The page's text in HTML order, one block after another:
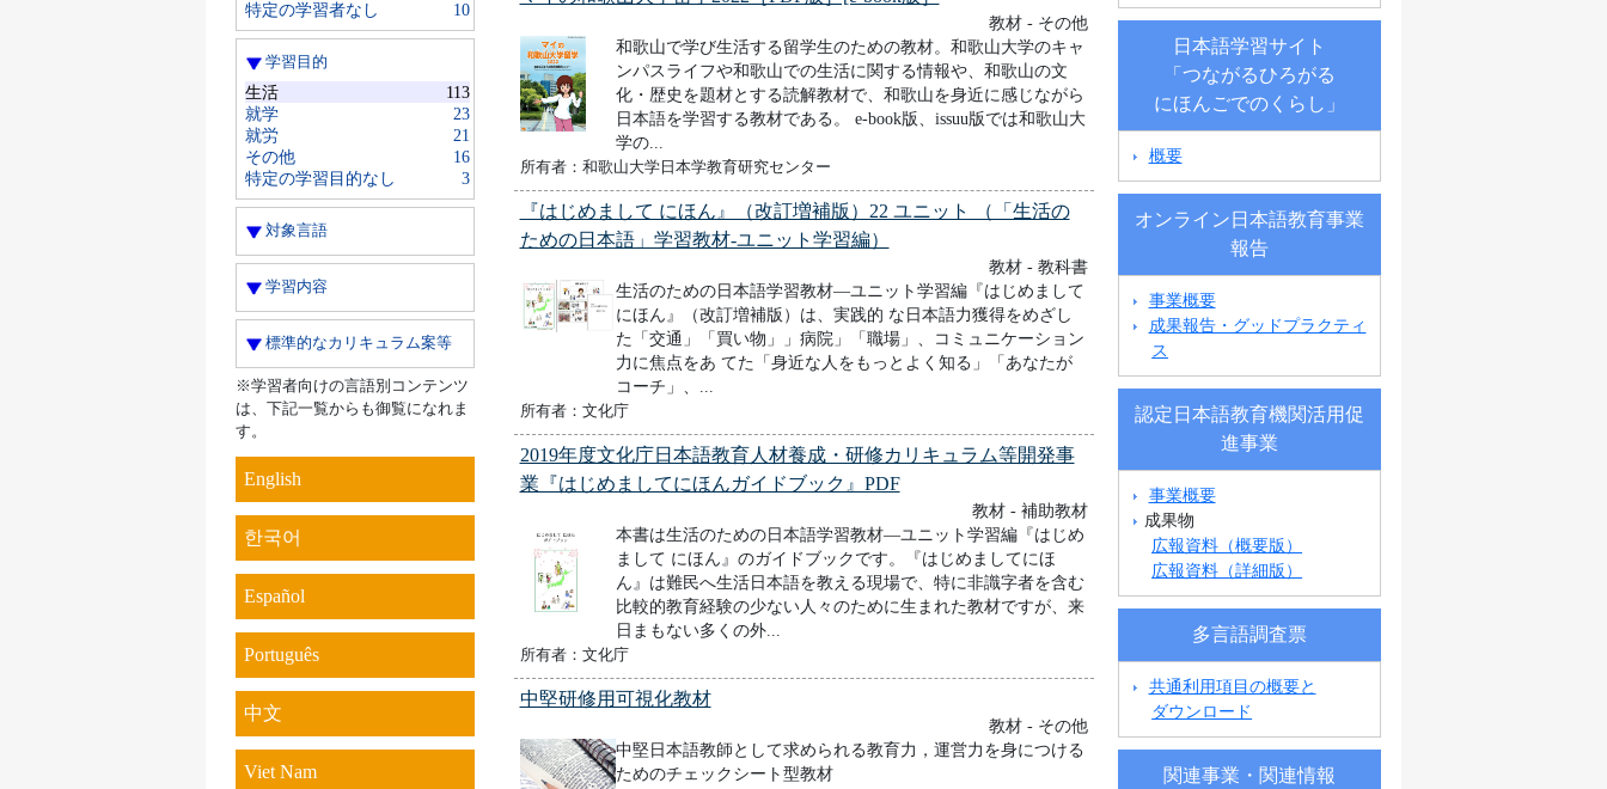
特定の学習者なし
10
学習目的
生活
113
就学
23
就労
21
その他
16
特定の学習目的なし
3
対象言語
学習内容
標準的なカリキュラム案等
※学習者向けの言語別コンテンツ
は、下記一覧からも御覧になれま
す。
English
한국어
Español
Português
中文
Viet Nam
教材 - その他
和歌山で学び生活する留学生のための教材。和歌山大学のキャ
ンパスライフや和歌山での生活に関する情報や、和歌山の文
化・歴史を題材とする読解教材で、和歌山を身近に感じながら
日本語を学習する教材である。 e-book版、issuu版では和歌山大
学の...
所有者：和歌山大学日本学教育研究センター
『はじめまして にほん』（改訂増補版）22 ユニット （「生活の
ための日本語」学習教材-ユニット学習編）
教材 - 教科書
生活のための日本語学習教材―ユニット学習編『はじめまして
にほん』（改訂増補版）は、実践的 な日本語力獲得をめざし
た「交通」「買い物」」病院」「職場」、コミュニケーション
力に焦点をあ てた「身近な人をもっとよく知る」「あなたが
コーチ」、...
所有者：文化庁
2019年度文化庁日本語教育人材養成・研修カリキュラム等開発事
業『はじめましてにほんガイドブック』PDF
教材 - 補助教材
本書は生活のための日本語学習教材―ユニット学習編『はじめ
まして にほん』のガイドブックです。『はじめましてにほ
ん』は難民へ生活日本語を教える現場で、特に非識字者を含む
比較的教育経験の少ない人々のために生まれた教材ですが、来
日まもない多くの外...
所有者：文化庁
中堅研修用可視化教材
教材 - その他
中堅日本語教師として求められる教育力，運営力を身につける
ためのチェックシート型教材
日本語学習サイト
「つながるひろがる
にほんごでのくらし」
概要
オンライン日本語教育事業
報告
事業概要
成果報告・グッドプラクティ
ス
認定日本語教育機関活用促
進事業
事業概要
成果物
広報資料（概要版）
広報資料（詳細版）
多言語調査票
共通利用項目の概要と
ダウンロード
関連事業・関連情報